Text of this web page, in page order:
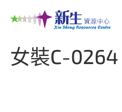
女裝C-0264